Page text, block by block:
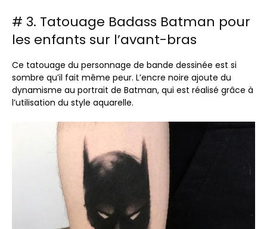
# 3. Tatouage Badass Batman pour
les enfants sur l’avant-bras
Ce tatouage du personnage de bande dessinée est si
sombre qu’il fait même peur. L’encre noire ajoute du
dynamisme au portrait de Batman, qui est réalisé grâce à
l’utilisation du style aquarelle.